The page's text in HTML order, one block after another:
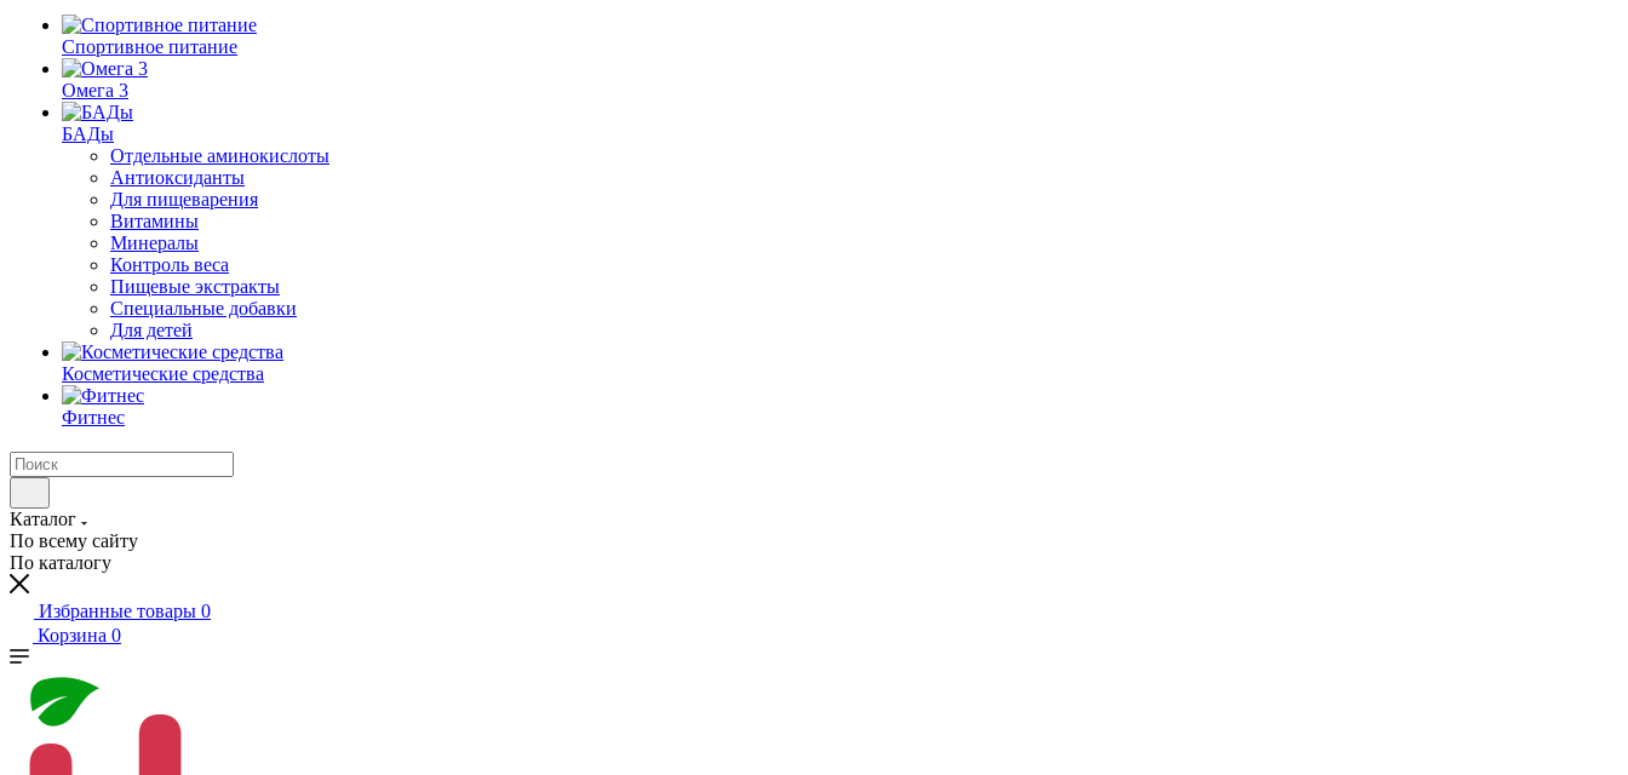
Спортивное питание
Омега 3
БАДы
Отдельные аминокислоты
Антиоксиданты
Для пищеварения
Витамины
Минералы
Контроль веса
Пищевые экстракты
Специальные добавки
Для детей
Косметические средства
Фитнес
Каталог
По всему сайту
По каталогу
Избранные товары 0
Корзина 0